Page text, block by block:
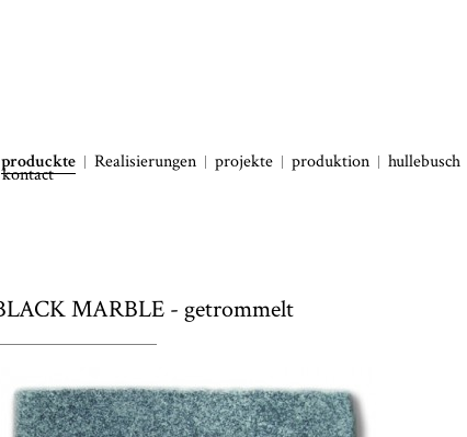
produckte Realisierungen projekte produktion hullebusch
kontact
MARBLE - getrommelt